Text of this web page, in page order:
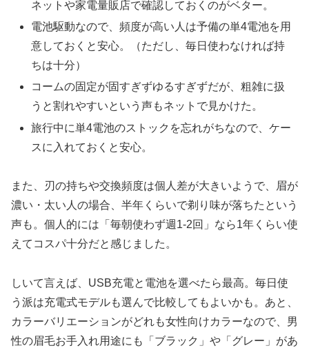
ネットや家電量販店で確認しておくのがベター。
電池駆動なので、頻度が高い人は予備の単4電池を用
意しておくと安心。（ただし、毎日使わなければ持
ちは十分）
コームの固定が固すぎずゆるすぎずだが、粗雑に扱
うと割れやすいという声もネットで見かけた。
旅行中に単4電池のストックを忘れがちなので、ケー
スに入れておくと安心。
また、刃の持ちや交換頻度は個人差が大きいようで、眉が
濃い・太い人の場合、半年くらいで剃り味が落ちたという
声も。個人的には「毎朝使わず週1-2回」なら1年くらい使
えてコスパ十分だと感じました。
しいて言えば、USB充電と電池を選べたら最高。毎日使
う派は充電式モデルも選んで比較してもよいかも。あと、
カラーバリエーションがどれも女性向けカラーなので、男
性の眉毛お手入れ用途にも「ブラック」や「グレー」があ